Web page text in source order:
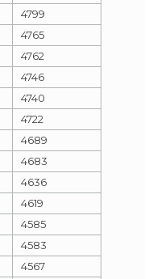
4799
4765
4762
4746
4740
4722
4689
4683
4636
4619
4585
4583
4567